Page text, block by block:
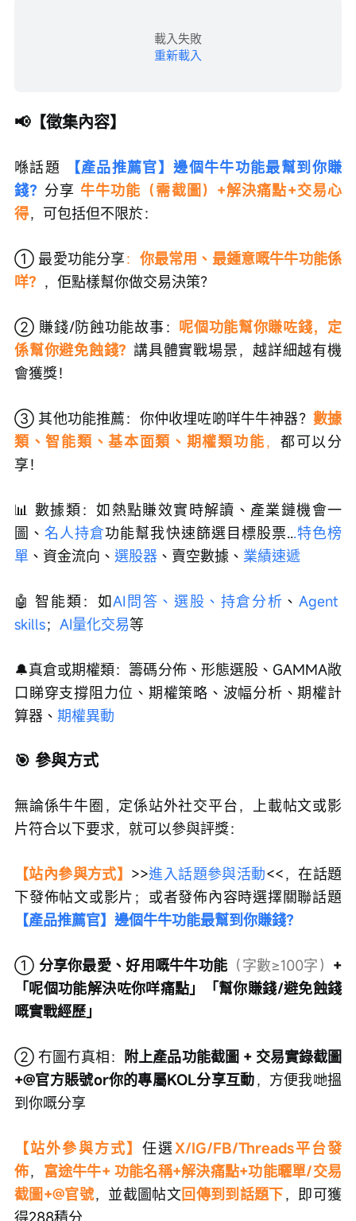
載入失敗
重新載入
📢【徵集內容】
喺話題
【產品推薦官】邊個牛牛功能最幫到你賺
錢？ 分享 牛牛功能（需截圖）+解決痛點+交易心
得，可包括但不限於：
① 最愛功能分享： 你最常用、最鍾意嘅牛牛功能係
咩？ ，佢點樣幫你做交易決策？
② 賺錢/防蝕功能故事： 呢個功能幫你賺咗錢，定
係幫你避免蝕錢？講具體實戰場景，越詳細越有機
會獲獎！
③ 其他功能推薦：你仲收埋咗啲咩牛牛神器？ 數據
類、智能類、基本面類、期權類功能， 都可以分
享！
📊 數據類：如熱點賺效實時解讀、產業鏈機會一
圖、名人持倉功能幫我快速篩選目標股票...特色榜
單 、資金流向、 選股器 、賣空數據、 業績速遞
🤖 智能類：如AI問答、選股、持倉分析 、Agent
skills； AI量化交易等
🔔真倉或期權類：籌碼分佈、形態選股、GAMMA敞
口睇穿支撐阻力位、期權策略、波幅分析、期權計
算器、 期權異動
🎯 參與方式
無論係牛牛圈，定係站外社交平台，上載帖文或影
片符合以下要求，就可以參與評獎：
【站內參與方式】 >>進入話題參與活動<<，在話題
下發佈帖文或影片；或者發佈內容時選擇關聯話題
【產品推薦官】邊個牛牛功能最幫到你賺錢？
① 分享你最愛、好用嘅牛牛功能（字數≥100字） +
「呢個功能解決咗你咩痛點」「幫你賺錢/避免蝕錢
嘅實戰經歷」
② 冇圖冇真相： 附上產品功能截圖 + 交易實錄截圖
+@官方賬號or你的專屬KOL分享互動，方便我哋搵
到你嘅分享
【站外參與方式】任選X/IG/FB/Threads平台發
佈， 富途牛牛+ 功能名稱+解決痛點+功能曬單/交易
截圖+@官號，並截圖帖文回傳到到話題下，即可獲